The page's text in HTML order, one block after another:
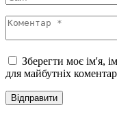
Зберегти моє ім'я,
для майбутніх